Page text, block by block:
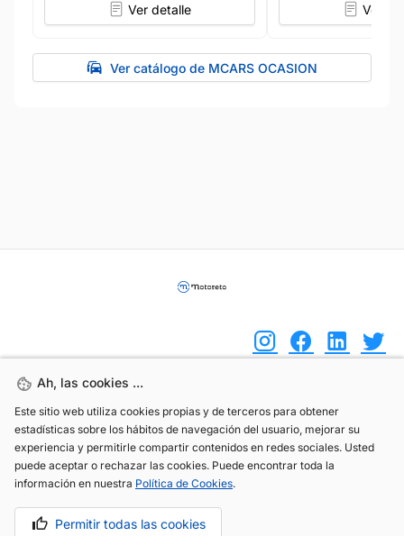
Ver detalle Ver
Ver catálogo de MCARS OCASION
Ah, las cookies ...
Este sitio web utiliza cookies propias y de terceros para obtener
estadísticas sobre los hábitos de navegación del usuario, mejorar su
experiencia y permitirle compartir contenidos en redes sociales. Usted
puede aceptar o rechazar las cookies. Puede encontrar toda la
información en nuestra Política de Cookies.
Permitir todas las cookies
Ah, las cookies ...
Este sitio web utiliza cookies propias y de terceros para obtener
estadísticas sobre los hábitos de navegación del usuario, mejorar su
experiencia y permitirle compartir contenidos en redes sociales. Usted
puede aceptar o rechazar las cookies. Puede encontrar toda la
información en nuestra Política de Cookies.
Permitir todas las cookies
(+34) 744 408 070
info@motoreto.com
Aviso legal Política de cookies